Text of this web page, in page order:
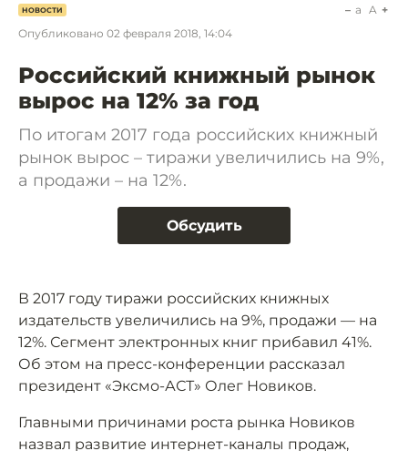
НОВОСТИ
Опубликовано 02 февраля 2018, 14:04
a A
Российский книжный рынок
вырос на 12% за год
По итогам 2017 года российских книжный
рынок вырос – тиражи увеличились на 9%,
а продажи – на 12%.
Обсудить
В 2017 году тиражи российских книжных
издательств увеличились на 9%, продажи — на
12%. Сегмент электронных книг прибавил 41%.
Об этом на пресс-конференции рассказал
президент «Эксмо-АСТ» Олег Новиков.
Главными причинами роста рынка Новиков
назвал развитие интернет-каналы продаж,